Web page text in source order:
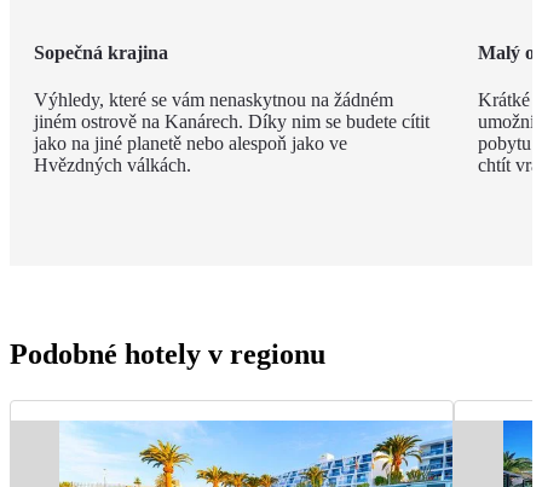
Sopečná krajina
Výhledy, které se vám nenaskytnou na žádném
jiném ostrově na Kanárech. Díky nim se budete cítit
jako na jiné planetě nebo alespoň jako ve
Hvězdných válkách.
Malý
Krátké
umožní
pobytu.
chtít
Podobné hotely v regionu